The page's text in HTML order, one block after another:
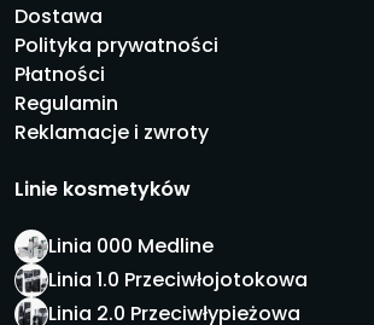
Dostawa
Polityka prywatności
Płatności
Regulamin
Reklamacje i zwroty
Linie kosmetyków
Linia 000 Medline
Linia 1.0 Przeciwłojotokowa
Linia 2.0 Przeciwłypieżowa